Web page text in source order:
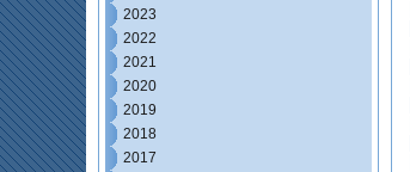
2023
2022
2021
2020
2019
2018
2017